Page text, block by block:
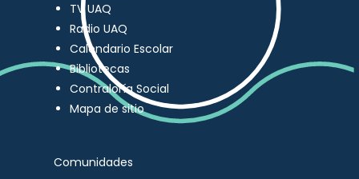
TV UAQ
Radio UAQ
Calendario Escolar
Bibliotecas
Contraloría Social
Mapa de sitio
Comunidades